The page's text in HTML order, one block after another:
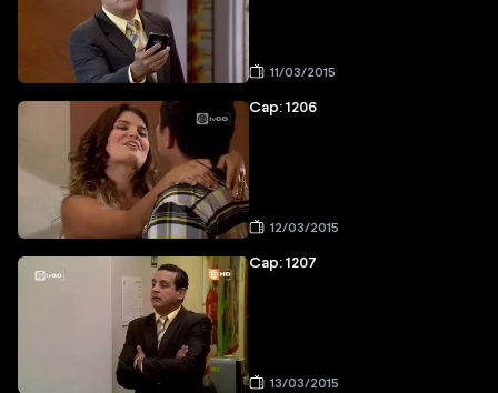
11/03/2015
Cap: 1206
12/03/2015
Cap: 1207
13/03/2015